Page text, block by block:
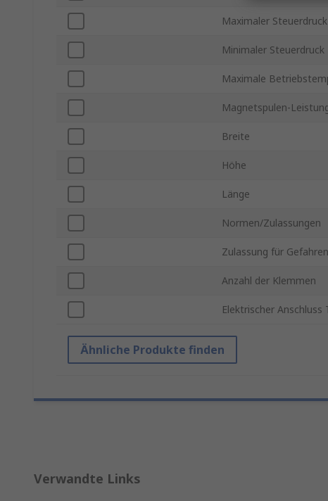
Maximaler Steuerdruck
Minimaler Steuerdruck
Maximale
Magnetspulen-
Breite
Höhe
Länge
Normen/Zulassungen
Zulassung für
Anzahl der Klemmen
Elektrischer Anschluss
Ähnliche Produkte finden
Verwandte Links